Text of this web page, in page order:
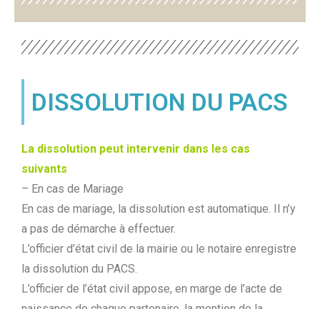
DISSOLUTION DU PACS
La dissolution peut intervenir dans les cas
suivants
– En cas de Mariage
En cas de mariage, la dissolution est automatique. Il n’y
a pas de démarche à effectuer.
L’officier d’état civil de la mairie ou le notaire enregistre
la dissolution du PACS.
L’officier de l’état civil appose, en marge de l’acte de